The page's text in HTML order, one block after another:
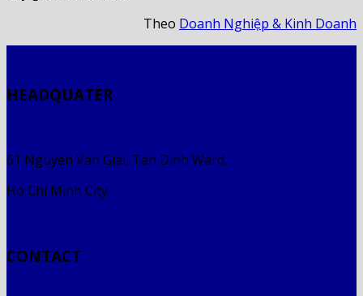
Theo Doanh Nghiệp & Kinh Doanh
HEADQUATER
61 Nguyen Van Giai, Tan Dinh Ward,
Ho Chi Minh City
CONTACT